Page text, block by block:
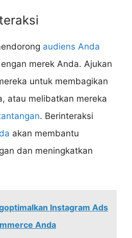
audiens Anda
merek Anda. Ajukan
untuk membagikan
atau melibatkan mereka
. Berinteraksi
akan membantu
dan meningkatkan
Instagram Ads
Anda